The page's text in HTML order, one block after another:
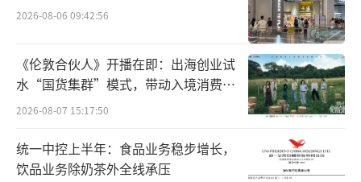
而在投资唯怡之前，路威凯腾就投资
过“国产饮料界黑马”元气森林、新式茶饮品
牌喜茶、宠物食品品牌伯纳天纯、美妆品牌丸
美股份、奢侈品电商寺库、重组胶原蛋白企业
细分赛道。
2026-08-06 09:42:56
《伦敦合伙人》开播在即：出海创业试
水“国货集群”模式，带动入境消费反
向种草
2026-08-07 15:17:50
统一中控上半年：食品业务稳步增长，
饮品业务除奶茶外全线承压